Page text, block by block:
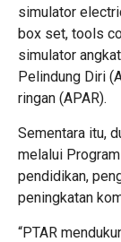
simulator
box set, tools
simulator
Pelindung Diri
ringan (APAR).
Sementara itu,
melalui
pendidikan,
peningkatan
“PTAR